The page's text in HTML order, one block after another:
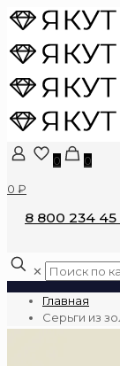
0
0
0 ₽
8 800 234 45
✕
Главная
Серьги из